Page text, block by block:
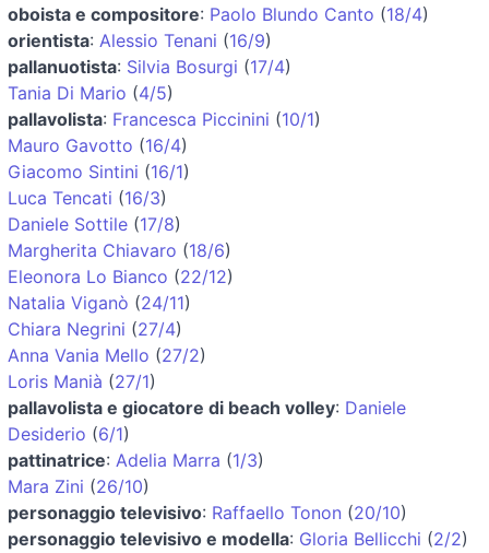
oboista e compositore: Paolo Blundo Canto (18/4)
orientista: Alessio Tenani (16/9)
pallanuotista: Silvia Bosurgi (17/4)
Tania Di Mario (4/5)
pallavolista: Francesca Piccinini (10/1)
Mauro Gavotto (16/4)
Giacomo Sintini (16/1)
Luca Tencati (16/3)
Daniele Sottile (17/8)
Margherita Chiavaro (18/6)
Eleonora Lo Bianco (22/12)
Natalia Viganò (24/11)
Chiara Negrini (27/4)
Anna Vania Mello (27/2)
Loris Manià (27/1)
pallavolista e giocatore di beach volley: Daniele
Desiderio (6/1)
pattinatrice: Adelia Marra (1/3)
Mara Zini (26/10)
personaggio televisivo: Raffaello Tonon (20/10)
personaggio televisivo e modella: Gloria Bellicchi (2/2)